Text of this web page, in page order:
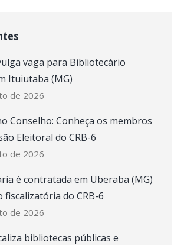
vaga para Bibliotecário
Ituiutaba (MG)
de 2026
Conselho: Conheça os membros
Eleitoral do CRB-6
de 2026
é contratada em Uberaba (MG)
fiscalizatória do CRB-6
de 2026
bibliotecas públicas e